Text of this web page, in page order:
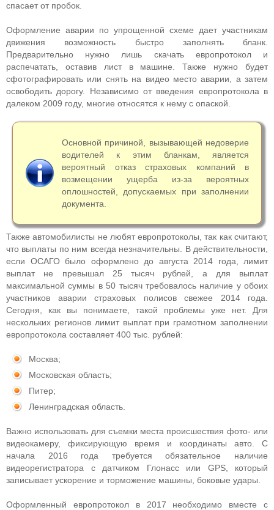
спасает от пробок.
Оформление аварии по упрощенной схеме дает участникам
движения возможность быстро заполнять бланк.
Предварительно нужно лишь скачать европротокол и
распечатать, оставив лист в машине. Также нужно будет
сфотографировать или снять на видео место аварии, а затем
освободить дорогу. Независимо от введения европротокола в
далеком 2009 году, многие относятся к нему с опаской.
Основной причиной, вызывающей недоверие
водителей к этим бланкам, является
вероятный отказ страховых компаний в
возмещении ущерба из-за вероятных
оплошностей, допускаемых при заполнении
документа.
Также автомобилисты не любят европротоколы, так как считают,
что выплаты по ним всегда незначительны. В действительности,
если ОСАГО было оформлено до августа 2014 года, лимит
выплат не превышал 25 тысяч рублей, а для выплат
максимальной суммы в 50 тысяч требовалось наличие у обоих
участников аварии страховых полисов свежее 2014 года.
Сегодня, как вы понимаете, такой проблемы уже нет. Для
нескольких регионов лимит выплат при грамотном заполнении
европротокола составляет 400 тыс. рублей:
Москва;
Московская область;
Питер;
Ленинградская область.
Важно использовать для съемки места происшествия фото- или
видеокамеру, фиксирующую время и координаты авто. С
начала 2016 года требуется обязательное наличие
видеорегистратора с датчиком Глонасс или GPS, который
записывает ускорение и торможение машины, боковые удары.
Оформленный европротокол в 2017 необходимо вместе с